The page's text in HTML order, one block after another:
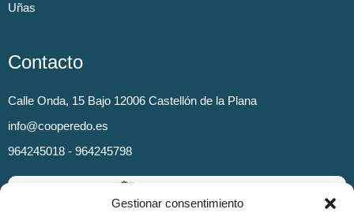
Gestionar consentimiento
Uñas
Contacto
Calle Onda, 15 Bajo 12006 Castellón de la Plana
info@cooperedo.es
964245018 - 964245798